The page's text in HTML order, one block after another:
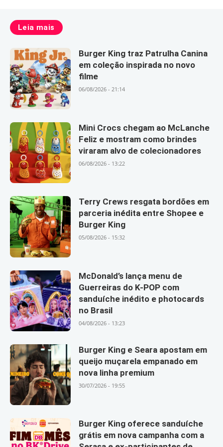
Leia mais
Burger King traz Patrulha Canina
em coleção inspirada no novo
filme
06/08/2026 - 21:14
Mini Crocs chegam ao McLanche
Feliz e mostram como brindes
viraram alvo de colecionadores
06/08/2026 - 13:22
Terry Crews resgata bordões em
parceria inédita entre Shopee e
Burger King
05/08/2026 - 15:32
McDonald’s lança menu de
Guerreiras do K-POP com
sanduíche inédito e photocards
no Brasil
04/08/2026 - 13:23
Burger King e Seara apostam em
queijo muçarela empanado em
nova linha premium
30/07/2026 - 19:55
Burger King oferece sanduíche
grátis em nova campanha com a